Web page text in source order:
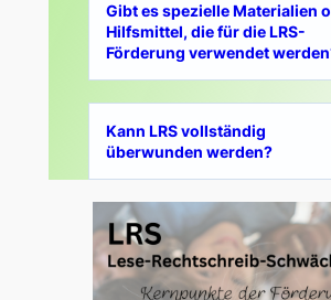
Gibt es spezielle Materialien
Hilfsmittel, die für die LRS-
Förderung verwendet
Kann LRS vollständig
überwunden werden?